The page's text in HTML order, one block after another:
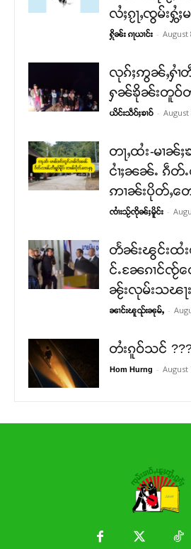
လႆႈၵႂႃႇၸွမ်းႁွႆ
ႁိုၼ်း ၵႃယၢင်း - August
လုၵ်ႈဢွၼ်ႇႁၢႆတီ
ႁၼ်ၶိုၼ်းတူဝ်တ
ယိင်းသဵဝ်ႈၶၢဝ် - August
တႃႇထႆး-မၢၼ်
ငၢႆႈၼၼ်ႉ ၵဵတ်
ဢၢၼ်းပိုတ်ႇတေ
ၸၢႆးသႂ်ၸိုၼ်ႈမိူင်း -
တႅၼ်းၽွင်းထႆး
င်ႉၼႄၵၢင်ၸႂ်တ
ၼႂ်းလုမ်းသၽႃး
ၼၢင်းၽူၺ်းၼုမ်ႇ -
တႆးၵူဝ်သင်
Hom Hurng - August